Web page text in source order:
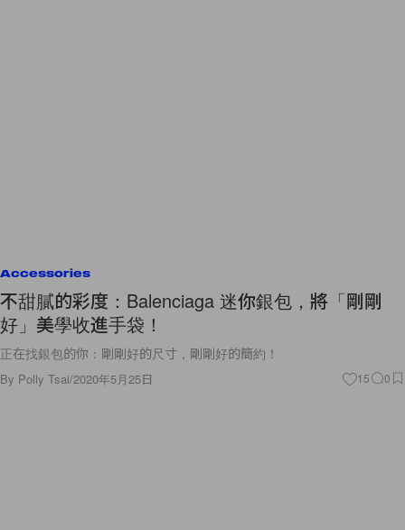
Accessories
不甜膩的彩度：Balenciaga 迷你銀包，將「剛剛
好」美學收進手袋！
正在找銀包的你：剛剛好的尺寸，剛剛好的簡約！
By Polly Tsai/2020年5月25日 15 0